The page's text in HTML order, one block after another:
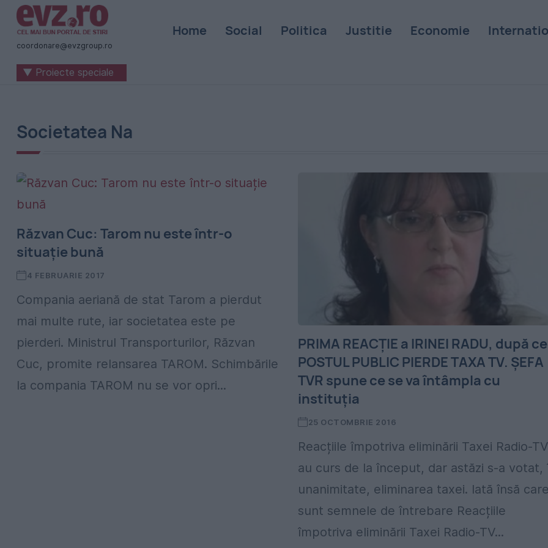
Știri
naționale
internaționale
România
-
Zilei
coordonare@evzgroup.ro
Home Social Politica Justitie Economie
▼ Proiecte speciale
Societatea Na
Răzvan Cuc: Tarom nu este într-o
situație bună
4 FEBRUARIE 2017
Compania aeriană de stat Tarom a pierdut
mai multe rute, iar societatea este pe
pierderi. Ministrul Transporturilor, Răzvan
Cuc, promite relansarea TAROM. Schimbările
la compania TAROM nu se vor opri...
PRIMA REACŢIE a IRINEI RADU, după ce
POSTUL PUBLIC PIERDE TAXA TV. ŞEFA
TVR spune ce se va întâmpla cu
instituţia
25 OCTOMBRIE 2016
Reacțiile împotriva eliminării Taxei Radio-
au curs de la început, dar astăzi s-a votat,
unanimitate, eliminarea taxei. Iată însă
sunt semnele de întrebare Reacțiile
împotriva eliminării Taxei Radio-TV...